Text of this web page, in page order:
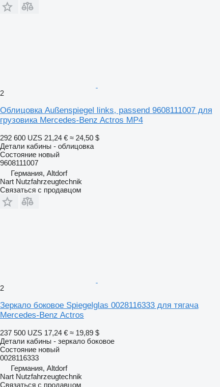
2
Облицовка Außenspiegel links, passend 9608111007 для
грузовика Mercedes-Benz Actros MP4
292 600 UZS 21,24 € ≈ 24,50 $
Детали кабины - облицовка
Состояние новый
9608111007
Германия, Altdorf
Nart Nutzfahrzeugtechnik
Связаться с продавцом
2
Зеркало боковое Spiegelglas 0028116333 для тягача
Mercedes-Benz Actros
237 500 UZS 17,24 € ≈ 19,89 $
Детали кабины - зеркало боковое
Состояние новый
0028116333
Германия, Altdorf
Nart Nutzfahrzeugtechnik
Связаться с продавцом